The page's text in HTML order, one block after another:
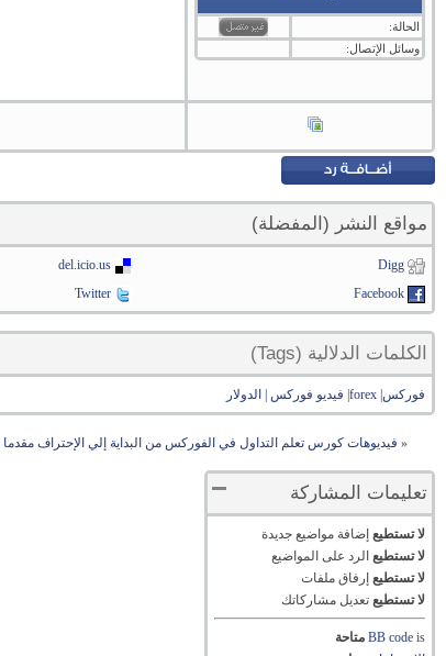
الحالة:
وسائل الإتصال:
مواقع النشر (المفضلة)
Digg
del.icio.us
Facebook
Twitter
الكلمات الدلالية (Tags)
فوركس| forex| فيديو فوركس | الدولار
« فيديوهات كورس تعلم التداول في الفوركس من البداية إلي الإحتراف
تعليمات المشاركة
لا تستطيع إضافة مواضيع جديدة
لا تستطيع الرد على المواضيع
لا تستطيع إرفاق ملفات
لا تستطيع تعديل مشاركاتك
BB codeis
متاحة